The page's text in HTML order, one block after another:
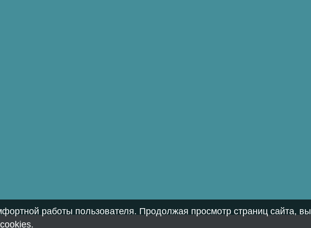
работы пользователя. Продолжая просмотр страниц сайта, вы
.